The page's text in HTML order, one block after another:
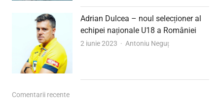
Adrian Dulcea – noul selecționer al
echipei naționale U18 a României
2 iunie 2023 Author
Antoniu Neguț
Comentarii recente